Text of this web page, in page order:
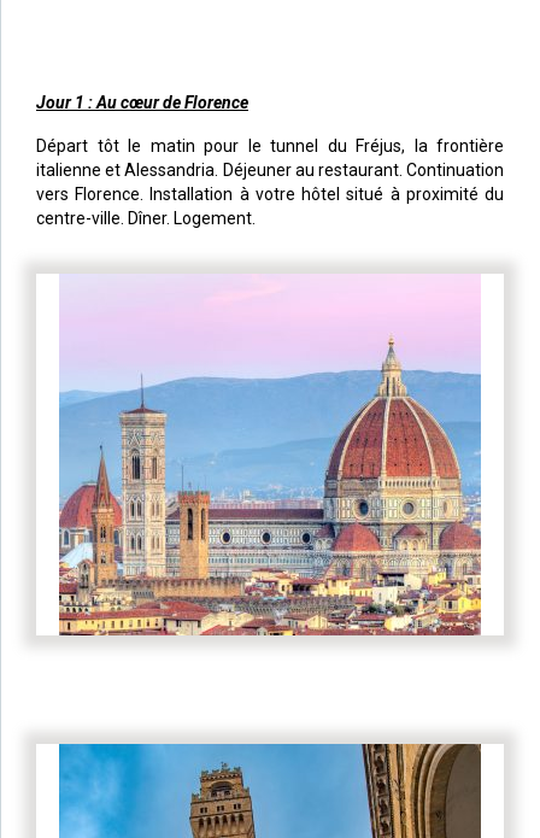
Jour 1 : Au cœur de Florence
Départ tôt le matin pour le tunnel du Fréjus, la frontière
italienne et Alessandria. Déjeuner au restaurant. Continuation
vers Florence. Installation à votre hôtel situé à proximité du
centre-ville. Dîner. Logement.